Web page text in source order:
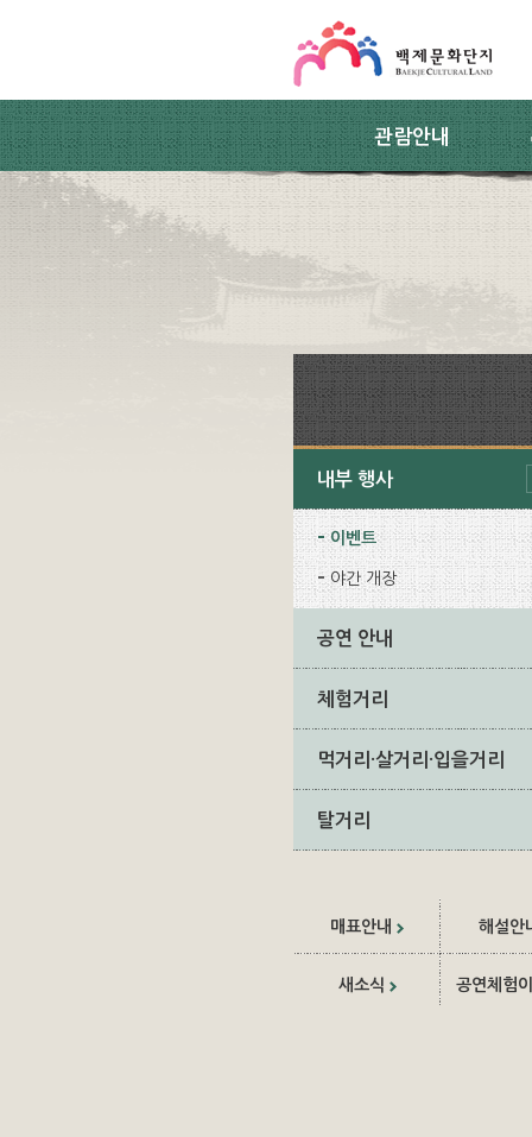
관람안내
내부 행사
이벤트
야간 개장
공연 안내
체험거리
먹거리·살거리·입을거리
탈거리
매표안내 해설안
새소식 공연체험